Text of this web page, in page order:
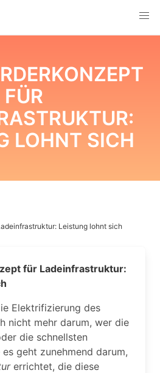
FÜR
LOHNT SICH
Leistung lohnt sich
für Ladeinfrastruktur:
Elektrifizierung des
nicht mehr darum, wer die
die schnellsten
geht zunehmend darum,
errichtet, die diese